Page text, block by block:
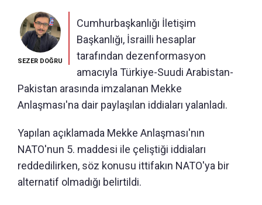
SEZER DOĞRU
Cumhurbaşkanlığı İletişim
Başkanlığı, İsrailli hesaplar
tarafından dezenformasyon
amacıyla Türkiye-Suudi Arabistan-
Pakistan arasında imzalanan Mekke
Anlaşması'na dair paylaşılan iddiaları yalanladı.
Yapılan açıklamada Mekke Anlaşması'nın
NATO'nun 5. maddesi ile çeliştiği iddiaları
reddedilirken, söz konusu ittifakın NATO'ya bir
alternatif olmadığı belirtildi.